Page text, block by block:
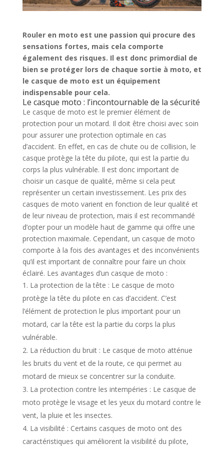
Rouler en moto est une passion qui procure des
sensations fortes, mais cela comporte
également des risques. Il est donc primordial de
bien se protéger lors de chaque sortie à moto, et
le casque de moto est un équipement
indispensable pour cela.
Le casque moto : l’incontournable de la sécurité
Le casque de moto est le premier élément de
protection pour un motard. Il doit être choisi avec soin
pour assurer une protection optimale en cas
d’accident. En effet, en cas de chute ou de collision, le
casque protège la tête du pilote, qui est la partie du
corps la plus vulnérable. Il est donc important de
choisir un casque de qualité, même si cela peut
représenter un certain investissement. Les prix des
casques de moto varient en fonction de leur qualité et
de leur niveau de protection, mais il est recommandé
d’opter pour un modèle haut de gamme qui offre une
protection maximale. Cependant, un casque de moto
comporte à la fois des avantages et des inconvénients
qu’il est important de connaître pour faire un choix
éclairé. Les avantages d’un casque de moto :
La protection de la tête : Le casque de moto
protège la tête du pilote en cas d’accident. C’est
l’élément de protection le plus important pour un
motard, car la tête est la partie du corps la plus
vulnérable.
La réduction du bruit : Le casque de moto atténue
les bruits du vent et de la route, ce qui permet au
motard de mieux se concentrer sur la conduite.
La protection contre les intempéries : Le casque de
moto protège le visage et les yeux du motard contre le
vent, la pluie et les insectes.
La visibilité : Certains casques de moto ont des
caractéristiques qui améliorent la visibilité du pilote,